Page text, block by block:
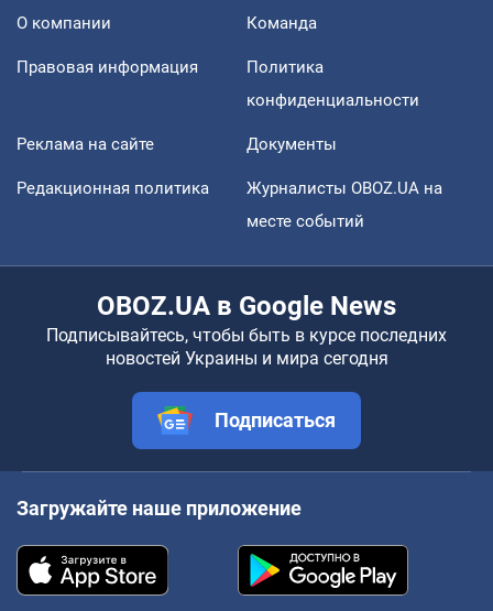
О компании Команда
Правовая информация
Политика
конфиденциальности
Реклама на сайте Документы
Редакционная политика
Журналисты OBOZ.UA на
месте событий
OBOZ.UA в Google News
Подписывайтесь, чтобы быть в курсе последних
новостей Украины и мира сегодня
Подписаться
Загружайте наше приложение